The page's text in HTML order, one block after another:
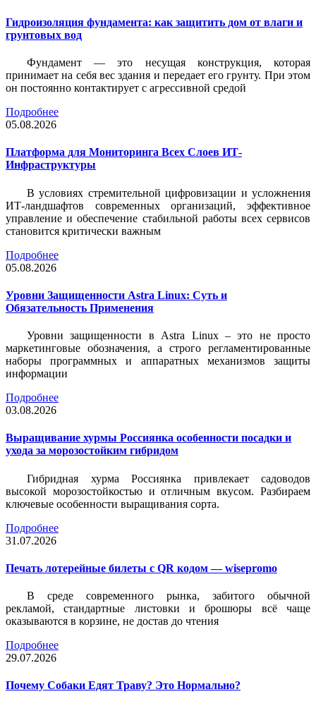
Гидроизоляция фундамента: как защитить дом от влаги и
грунтовых вод
Фундамент — это несущая конструкция, которая
принимает на себя вес здания и передает его грунту. При этом
он постоянно контактирует с агрессивной средой
Подробнее
05.08.2026
Платформа для Мониторинга Всех Слоев ИТ-
Инфраструктуры
В условиях стремительной цифровизации и усложнения
ИТ-ландшафтов современных организаций, эффективное
управление и обеспечение стабильной работы всех сервисов
становится критически важным
Подробнее
05.08.2026
Уровни Защищенности Astra Linux: Суть и
Обязательность Применения
Уровни защищенности в Astra Linux – это не просто
маркетинговые обозначения, а строго регламентированные
наборы программных и аппаратных механизмов защиты
информации
Подробнее
03.08.2026
Выращивание хурмы Россиянка особенности посадки и
ухода за морозостойким гибридом
Гибридная хурма Россиянка привлекает садоводов
высокой морозостойкостью и отличным вкусом. Разбираем
ключевые особенности выращивания сорта.
Подробнее
31.07.2026
Печать лотерейные билеты c QR кодом — wisepromo
В среде современного рынка, забитого обычной
рекламой, стандартные листовки и брошюры всё чаще
оказываются в корзине, не достав до чтения
Подробнее
29.07.2026
Почему Собаки Едят Траву? Это Нормально?